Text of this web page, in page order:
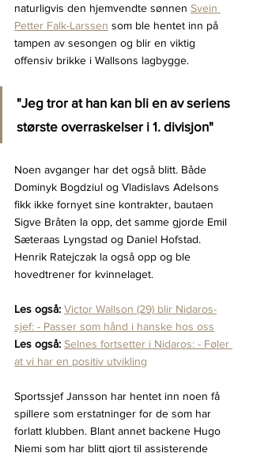
naturligvis den hjemvendte sønnen Svein
Petter Falk-Larssen som ble hentet inn på
tampen av sesongen og blir en viktig
offensiv brikke i Wallsons lagbygge.
"Jeg tror at han kan bli en av seriens
største overraskelser i 1. divisjon"
Noen avganger har det også blitt. Både
Dominyk Bogdziul og Vladislavs Adelsons
fikk ikke fornyet sine kontrakter, bautaen
Sigve Bråten la opp, det samme gjorde Emil
Sæteraas Lyngstad og Daniel Hofstad.
Henrik Ratejczak la også opp og ble
hovedtrener for kvinnelaget.
Les også: Victor Wallson (29) blir Nidaros-
sjef: - Passer som hånd i hanske hos oss
Les også: Selnes fortsetter i Nidaros: - Føler
at vi har en positiv utvikling
Sportssjef Jansson har hentet inn noen få
spillere som erstatninger for de som har
forlatt klubben. Blant annet backene Hugo
Niemi som har blitt gjort til assisterende